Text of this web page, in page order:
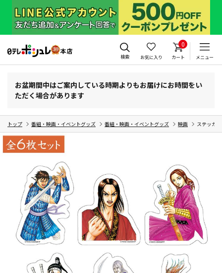
検索 お気に入り
0
カート メニュー
お盆期間中はご案内している時期よりもお届けにお時間をい
ただく場合があります
トップ 番組・映画・イベントグッズ 番組・映画・イベントグッズ 映画 ステッカ